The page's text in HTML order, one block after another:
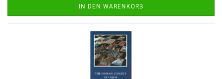
IN DEN WARENKORB